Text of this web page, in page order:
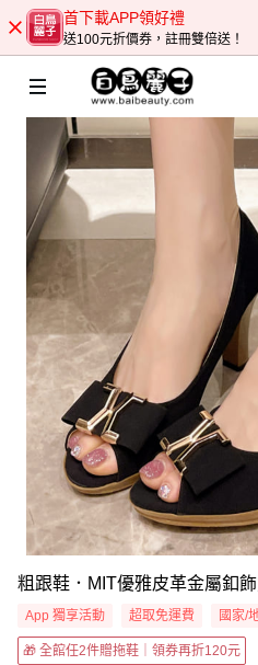
首下載APP領好禮
送100元折價券，註冊雙倍送！
粗跟鞋．MIT優雅皮革金屬釦
App 獨享活動 超取免運費 國家/
🎁 全館任2件贈拖鞋｜領券再折120元